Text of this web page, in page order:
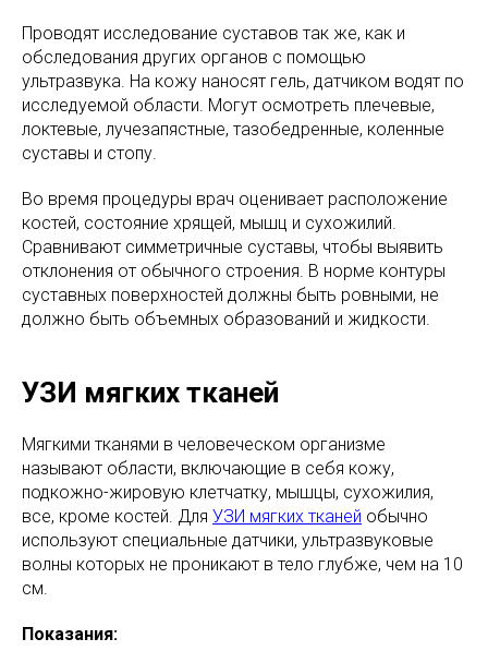
Проводят исследование суставов так же, как и
обследования других органов с помощью
ультразвука. На кожу наносят гель, датчиком водят по
исследуемой области. Могут осмотреть плечевые,
локтевые, лучезапястные, тазобедренные, коленные
суставы и стопу.
Во время процедуры врач оценивает расположение
костей, состояние хрящей, мышц и сухожилий.
Сравнивают симметричные суставы, чтобы выявить
отклонения от обычного строения. В норме контуры
суставных поверхностей должны быть ровными, не
должно быть объемных образований и жидкости.
УЗИ мягких тканей
Мягкими тканями в человеческом организме
называют области, включающие в себя кожу,
подкожно-жировую клетчатку, мышцы, сухожилия,
все, кроме костей. Для УЗИ мягких тканей обычно
используют специальные датчики, ультразвуковые
волны которых не проникают в тело глубже, чем на 10
см.
Показания: